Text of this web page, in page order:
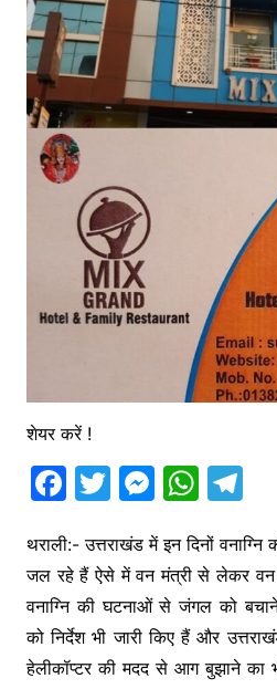
शेयर करें !
F
c
e
b
o
T
itt
er
M
s
s
e
n
W
at
s
A
p
T
e
gr
a
m
थराली:- उत्तराखंड में इन दिनों
जल रहे हैं ऐसे में वन मंत्री से लेकर वन
वनाग्नि की घटनाओं से जंगल को बचाने
को निर्देश भी जारी किए हैं और
हेलीकॉप्टर की मदद से आग बुझाने का